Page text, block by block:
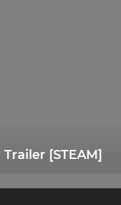
[STEAM]